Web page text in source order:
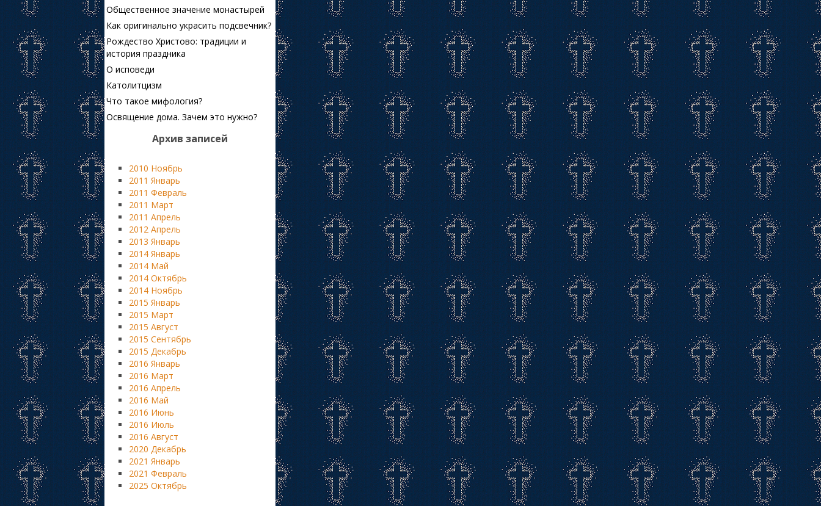
Общественное значение монастырей
Как оригинально украсить подсвечник?
Рождество Христово: традиции и
история праздника
О исповеди
Католитцизм
Что такое мифология?
Освящение дома. Зачем это нужно?
Архив записей
2010 Ноябрь
2011 Январь
2011 Февраль
2011 Март
2011 Апрель
2012 Апрель
2013 Январь
2014 Январь
2014 Май
2014 Октябрь
2014 Ноябрь
2015 Январь
2015 Март
2015 Август
2015 Сентябрь
2015 Декабрь
2016 Январь
2016 Март
2016 Апрель
2016 Май
2016 Июнь
2016 Июль
2016 Август
2020 Декабрь
2021 Январь
2021 Февраль
2025 Октябрь